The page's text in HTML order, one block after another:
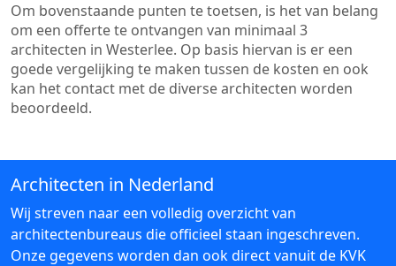
Om bovenstaande punten te toetsen, is het van belang
om een offerte te ontvangen van minimaal 3
architecten in Westerlee. Op basis hiervan is er een
goede vergelijking te maken tussen de kosten en ook
kan het contact met de diverse architecten worden
beoordeeld.
Architecten in Nederland
Wij streven naar een volledig overzicht van
architectenbureaus die officieel staan ingeschreven.
Onze gegevens worden dan ook direct vanuit de KVK